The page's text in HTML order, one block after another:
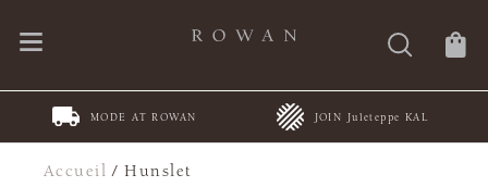
MODE AT ROWAN JOIN Juleteppe KAL
Accueil /Hunslet